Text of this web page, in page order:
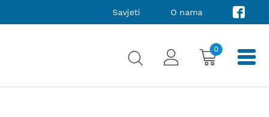
Savjeti O nama
0